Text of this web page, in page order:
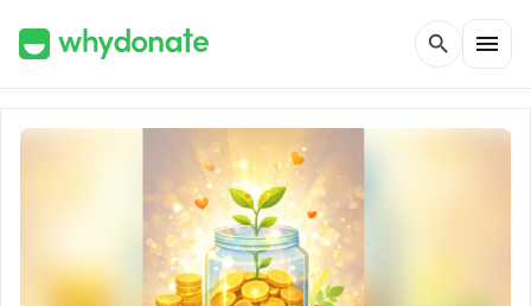
search menu